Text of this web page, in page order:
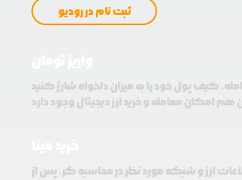
ثبت نام در رودیو
ارز و شبکه مورد نظر در محاسبه گر، پس از